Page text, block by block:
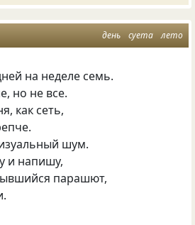
день суета лето
на неделе семь.
но не все.
как сеть,
шум.
и напишу,
парашют,